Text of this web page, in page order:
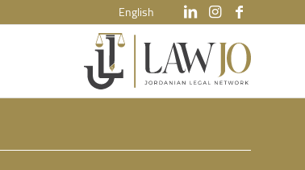
English